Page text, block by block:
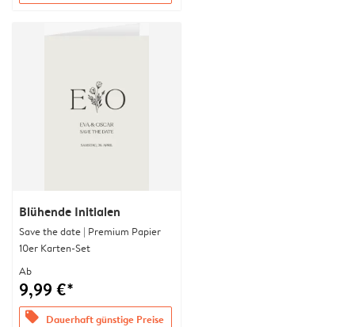
Blühende Initialen
Save the date | Premium Papier
10er Karten-Set
Ab
9,99 €*
offers Dauerhaft günstige Preise